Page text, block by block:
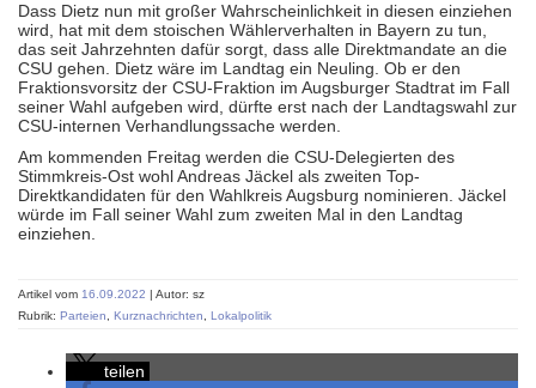
Dass Dietz nun mit großer Wahrscheinlichkeit in diesen einziehen
wird, hat mit dem stoischen Wählerverhalten in Bayern zu tun,
das seit Jahrzehnten dafür sorgt, dass alle Direktmandate an die
CSU gehen. Dietz wäre im Landtag ein Neuling. Ob er den
Fraktionsvorsitz der CSU-Fraktion im Augsburger Stadtrat im Fall
seiner Wahl aufgeben wird, dürfte erst nach der Landtagswahl zur
CSU-internen Verhandlungssache werden.
Am kommenden Freitag werden die CSU-Delegierten des
Stimmkreis-Ost wohl Andreas Jäckel als zweiten Top-
Direktkandidaten für den Wahlkreis Augsburg nominieren. Jäckel
würde im Fall seiner Wahl zum zweiten Mal in den Landtag
einziehen.
Artikel vom 16.09.2022 | Autor: sz
Rubrik: Parteien Kurznachrichten Lokalpolitik
teilen